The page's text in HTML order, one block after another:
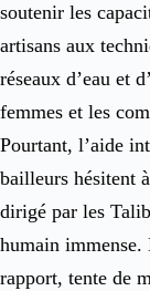
soutenir les
artisans aux
réseaux d’eau et
femmes et les
Pourtant, l’aide
bailleurs hésitent
dirigé par les
humain
rapport, tente de